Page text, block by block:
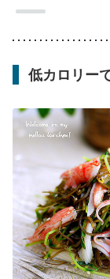
低カロリー